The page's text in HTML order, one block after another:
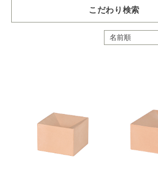
こだわり検索
※一つお選びください
拡散範囲で絞り込む ※一つお選びください
41～90畳